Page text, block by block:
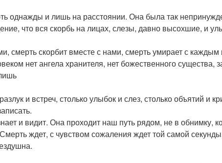
однажды и лишь на расстоянии. Она была так
что вся скорбь на лицах, слезы, давно высохшие, и
смерть скорбит вместе с нами, смерть умирает с каждым
нет ангела хранителя, нет божественного
и встреч, столько улыбок и слез, столько объятий и
и видит. Она проходит наш путь рядом, не в обнимку,
ждет, с чувством сожаления ждет той самой